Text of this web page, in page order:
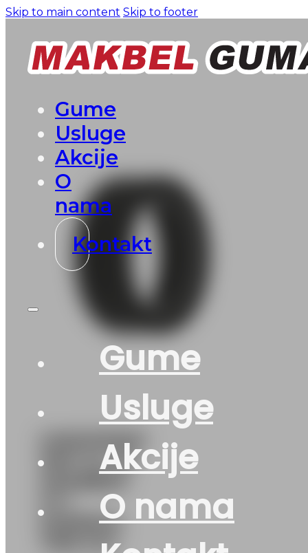
Skip to main content Skip to footer
Gume
Usluge
Akcije
O
nama
Kontakt
Gume
Usluge
Akcije
O nama
G255/50R20
109Y XL FR
GENERAL
TIRE EVc